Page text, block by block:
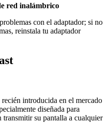
red inalámbrico
con el adaptador; si no
reinstala tu adaptador
introducida en el mercado
diseñada para
transmitir su pantalla a cualquier